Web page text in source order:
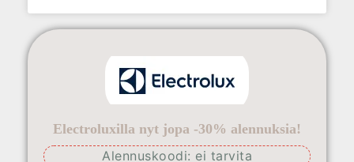
Electroluxilla nyt jopa -30% alennuksia!
Alennuskoodi: ei tarvita